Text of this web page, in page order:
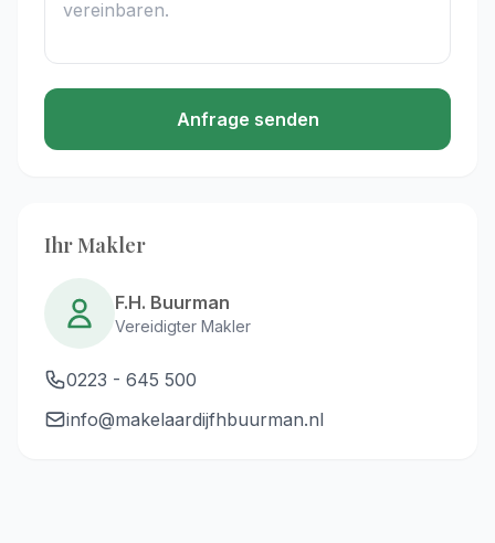
Anfrage senden
Ihr Makler
F.H. Buurman
Vereidigter Makler
0223 - 645 500
info@makelaardijfhbuurman.nl